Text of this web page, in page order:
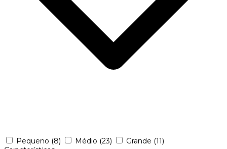
Pequeno (8) Médio (23) Grande (11)